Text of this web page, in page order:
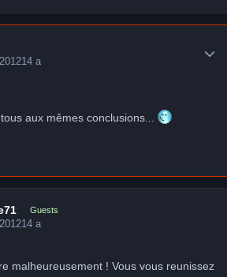
14 a
aux mêmes conclusions...
Guests
14 a
malheureusement ! Vous vous reunissez